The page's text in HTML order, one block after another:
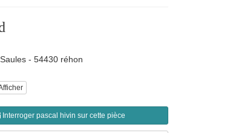
- 54430 réhon
Interroger pascal hivin sur cette pièce